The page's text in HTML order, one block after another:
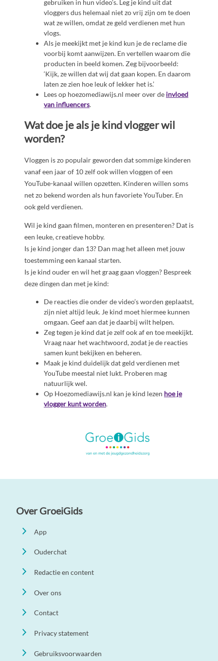
gebruiken in hun video’s. Leg je kind uit dat
vloggers dus helemaal niet zo vrij zijn om te doen
wat ze willen, omdat ze geld verdienen met hun
vlogs.
Als je meekijkt met je kind kun je de reclame die
voorbij komt aanwijzen. En vertellen waarom die
producten in beeld komen. Zeg bijvoorbeeld:
‘Kijk, ze willen dat wij dat gaan kopen. En daarom
laten ze zien hoe leuk of lekker het is.’
Lees op hoezomediawijs.nl meer over de invloed
van influencers.
Wat doe je als je kind vlogger wil
worden?
Vloggen is zo populair geworden dat sommige kinderen
vanaf een jaar of 10 zelf ook willen vloggen of een
YouTube-kanaal willen opzetten. Kinderen willen soms
net zo bekend worden als hun favoriete YouTuber. En
ook geld verdienen.
Wil je kind gaan filmen, monteren en presenteren? Dat is
een leuke, creatieve hobby.
Is je kind jonger dan 13? Dan mag het alleen met jouw
toestemming een kanaal starten.
Is je kind ouder en wil het graag gaan vloggen? Bespreek
deze dingen dan met je kind:
De reacties die onder de video’s worden geplaatst,
zijn niet altijd leuk. Je kind moet hiermee kunnen
omgaan. Geef aan dat je daarbij wilt helpen.
Zeg tegen je kind dat je zelf ook af en toe meekijkt.
Vraag naar het wachtwoord, zodat je de reacties
samen kunt bekijken en beheren.
Maak je kind duidelijk dat geld verdienen met
YouTube meestal niet lukt. Proberen mag
natuurlijk wel.
Op Hoezomediawijs.nl kan je kind lezen hoe je
vlogger kunt worden.
Over GroeiGids
App
Ouderchat
Redactie en content
Over ons
Contact
Privacy statement
Gebruiksvoorwaarden